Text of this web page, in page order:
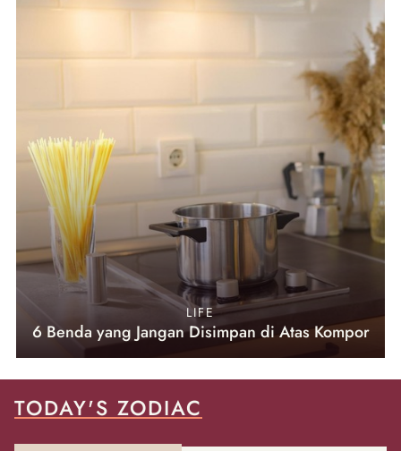
LIFE
6 Benda yang Jangan Disimpan di Atas Kompor
TODAY'S ZODIAC